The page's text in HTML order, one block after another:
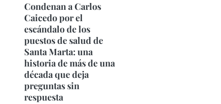
Condenan a Carlos
Caicedo por el
escándalo de los
puestos de salud de
Santa Marta: una
historia de más de una
década que deja
preguntas sin
respuesta